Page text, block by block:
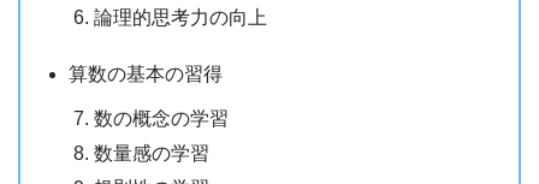
論理的思考力の向上
算数の基本の習得
数の概念の学習
数量感の学習